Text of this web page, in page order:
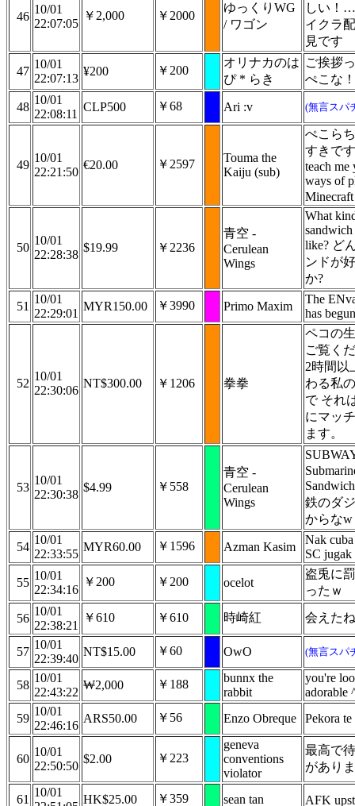
46
10/01
22:07:05
￥2,000 ￥2000
ゆっくりWG
/ ワゴン
しい！
イクラ
見です
47
10/01
22:07:13
¥200 ￥200
オリナカのは
ぴ * らき
ご挨拶
ぺこな！
48
10/01
22:08:11
CLP500 ￥68 Ari :v (無言スパ
49
10/01
22:21:50
€20.00 ￥2597
Touma the
Kaiju (sub)
ぺこら
すきです
teach me
ways of
50
10/01
22:28:38
$19.99 ￥2236
青空 -
Cerulean
Wings
What
like? ど
ンドが
か?
51
10/01
22:29:01
MYR150.00 ￥3990 Primo Maxim
The
has
52
10/01
22:30:06
NT$300.00 ￥1206 拳拳
ペコの
ご覧く
2時間以
わる私
で それ
にマッ
ます。
53
10/01
22:30:38
$4.99 ￥558
青空 -
Cerulean
Wings
鉄のダ
からなw
54
10/01
22:33:55
MYR60.00 ￥1596 Azman Kasim
Nak cuba
SC jugak
55
10/01
22:34:16
￥200 ￥200 ocelot
盗兎に
ったｗ
56
10/01
22:38:21
￥610 ￥610 時崎紅 会えた
57
10/01
22:39:40
NT$15.00 ￥60 OwO (無言スパ
58
10/01
22:43:22
₩2,000 ￥188
bunnx the
rabbit
you're
adorable
59
10/01
22:46:16
ARS50.00 ￥56 Enzo Obreque Pekora
60
10/01
22:50:50
$2.00 ￥223
geneva
conventions
violator
最高で
があり
61
10/01
HK$25.00 ￥359 sean tan AFK